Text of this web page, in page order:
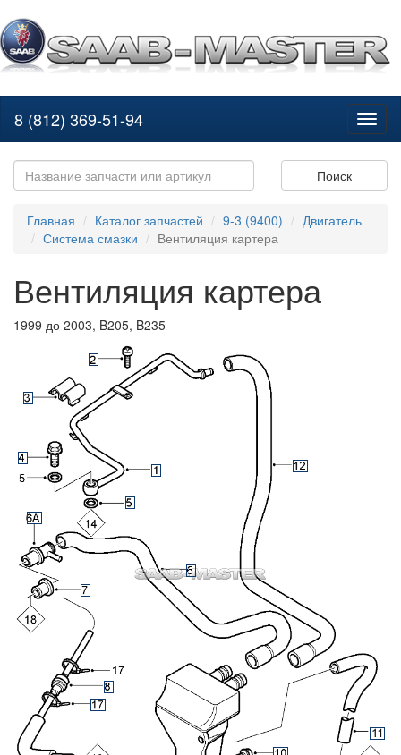
8 (812) 369-51-94
Поиск
Главная Каталог запчастей 9-3 (9400)
Двигатель
Система смазки
Вентиляция картера
Вентиляция картера
1999 до 2003, B205, B235